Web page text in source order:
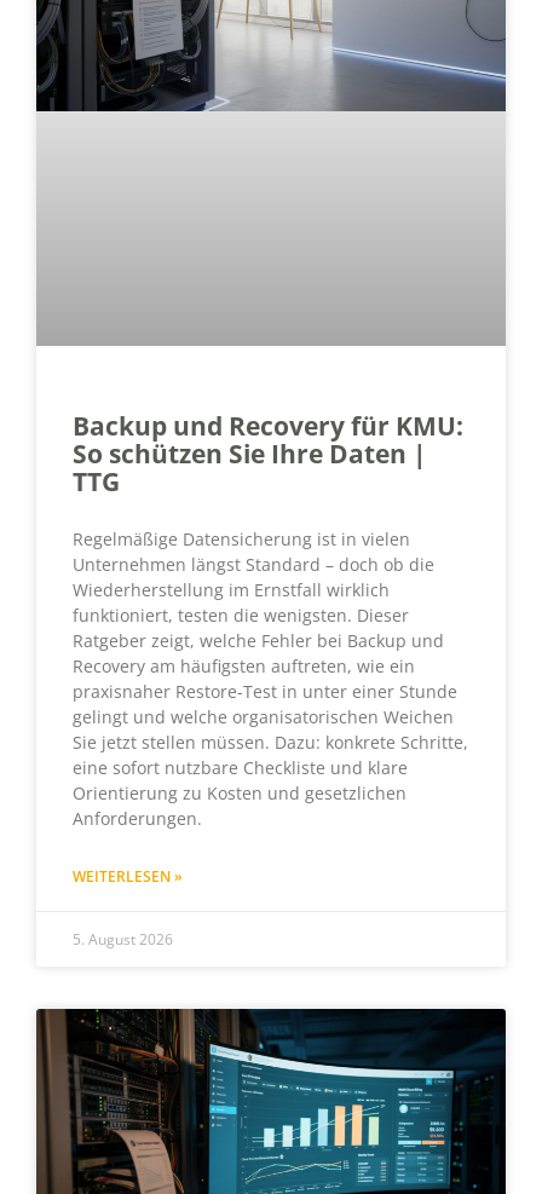
Backup und Recovery für KMU:
So schützen Sie Ihre Daten |
TTG
Regelmäßige Datensicherung ist in vielen
Unternehmen längst Standard – doch ob die
Wiederherstellung im Ernstfall wirklich
funktioniert, testen die wenigsten. Dieser
Ratgeber zeigt, welche Fehler bei Backup und
Recovery am häufigsten auftreten, wie ein
praxisnaher Restore-Test in unter einer Stunde
gelingt und welche organisatorischen Weichen
Sie jetzt stellen müssen. Dazu: konkrete Schritte,
eine sofort nutzbare Checkliste und klare
Orientierung zu Kosten und gesetzlichen
Anforderungen.
WEITERLESEN »
5. August 2026